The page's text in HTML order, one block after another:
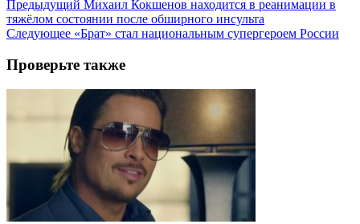
Предыдущий Михаил Кокшенов находится в реанимации в
тяжёлом состоянии после обширного инсульта
Следующее «Брат» стал национальным супергероем России
Проверьте также